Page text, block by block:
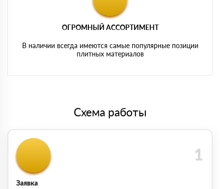
ОГРОМНЫЙ АССОРТИМЕНТ
В наличии всегда имеются самые популярные позиции
плитных материалов
Схема работы
Заявка